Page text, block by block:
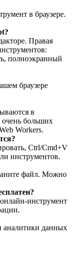
в браузере.
Правая
полноэкранный
браузере
в
очень больших
Workers.
Ctrl/Cmd+V
инструментов.
файл. Можно
аналитики данных